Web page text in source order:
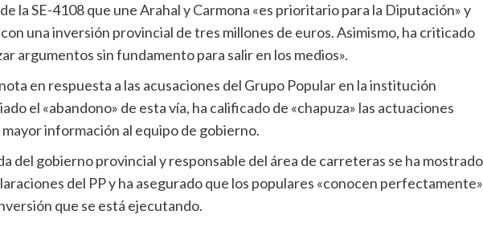
la SE-4108 que une Arahal y Carmona «es prioritario para la Diputación» y
una inversión provincial de tres millones de euros. Asimismo, ha criticado
argumentos sin fundamento para salir en los medios».
el «abandono» de esta vía, ha calificado de «chapuza» las actuaciones
información al equipo de gobierno.
del PP y ha asegurado que los populares «conocen perfectamente»
que se está ejecutando.